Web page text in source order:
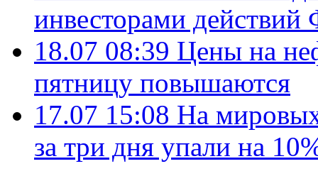
инвесторами
18.07 08:39 Цены на
пятницу повышаются
17.07 15:08 На
за три дня упали на